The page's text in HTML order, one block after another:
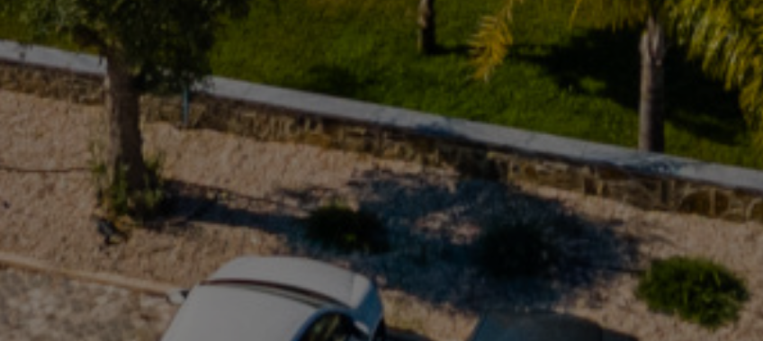
Institutionnel
Confidentialité & Cookies
Termes & Conditions
Plan du Site
Résolution Alternative des Litiges
Newsletter
S'ABONNER
Je suis d'accord avec Termes et Conditions
Déjà inscrit?Connexion